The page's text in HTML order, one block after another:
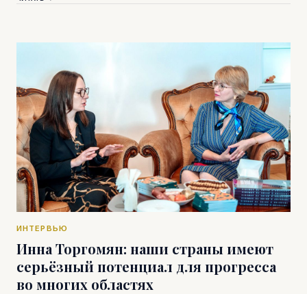
ИНТЕРВЬЮ
Инна Торгомян: наши страны имеют
серьёзный потенциал для прогресса
во многих областях